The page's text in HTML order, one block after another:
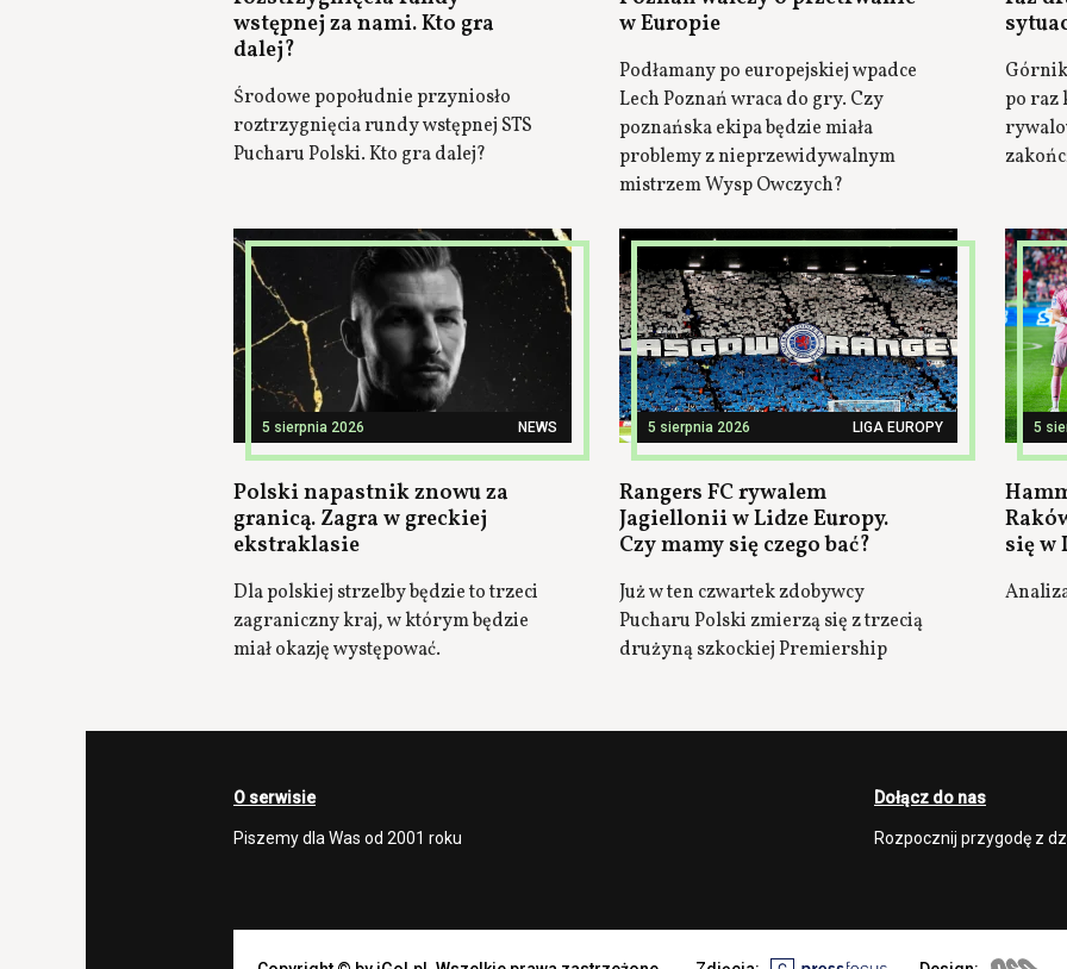
wstępnej za nami. Kto gra
dalej?
Środowe popołudnie przyniosło
roztrzygnięcia rundy wstępnej STS
Pucharu Polski. Kto gra dalej?
w Europie
Podłamany po europejskiej wpadce
Lech Poznań wraca do gry. Czy
poznańska ekipa będzie miała
problemy z nieprzewidywalnym
mistrzem Wysp Owczych?
Górnik
po raz
5 sierpnia 2026 NEWS
Polski napastnik znowu za
granicą. Zagra w greckiej
ekstraklasie
Dla polskiej strzelby będzie to trzeci
zagraniczny kraj, w którym będzie
miał okazję występować.
5 sierpnia 2026 LIGA EUROPY
Rangers FC rywalem
Jagiellonii w Lidze Europy.
Czy mamy się czego bać?
Już w ten czwartek zdobywcy
Pucharu Polski zmierzą się z trzecią
drużyną szkockiej Premiership
5
się w
O serwisie
Piszemy dla Was od 2001 roku
Dołącz do nas
Rozpocznij przygodę z